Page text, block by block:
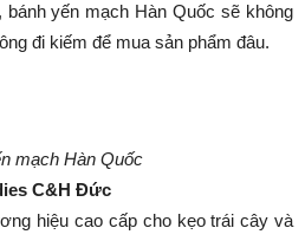
yến mạch Hàn Quốc sẽ không
đi kiếm để mua sản phẩm đâu.
mạch Hàn Quốc
C&H Đức
hiệu cao cấp cho kẹo trái cây và